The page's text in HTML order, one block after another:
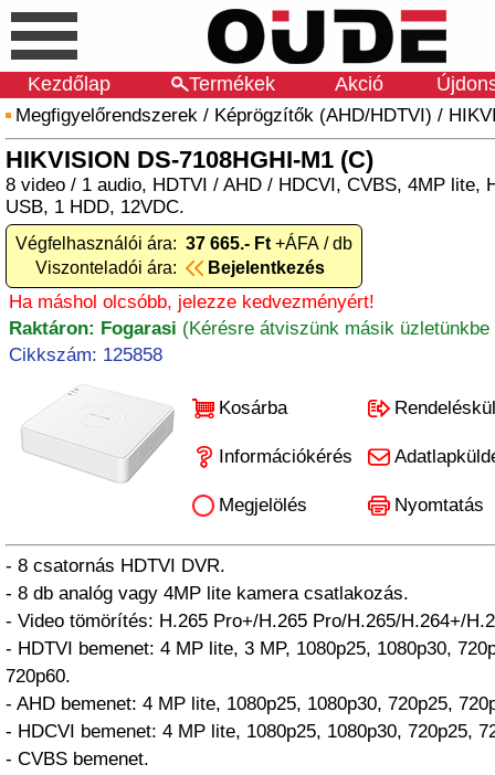
Kezdőlap Termékek Akció
Megfigyelőrendszerek / Képrögzítők (AHD/HDTVI) /
HIKVISION DS-7108HGHI-M1 (C)
8 video / 1 audio, HDTVI / AHD / HDCVI, CVBS, 4MP lite,
USB, 1 HDD, 12VDC.
Végfelhasználói ára: 37 665.- Ft +ÁFA / db
Viszonteladói ára:
Bejelentkezés
Ha máshol olcsóbb, jelezze kedvezményért!
Raktáron: Fogarasi (Kérésre átviszünk másik üzletünkbe
Cikkszám: 125858
Kosárba
Információkérés
Megjelölés Nyomtatás
- 8 csatornás HDTVI DVR.
- 8 db analóg vagy 4MP lite kamera csatlakozás.
- Video tömörítés: H.265 Pro+/H.265 Pro/H.265/H.264+/
- HDTVI bemenet: 4 MP lite, 3 MP, 1080p25, 1080p30,
720p60.
- AHD bemenet: 4 MP lite, 1080p25, 1080p30, 720p25,
- HDCVI bemenet: 4 MP lite, 1080p25, 1080p30, 720p25,
- CVBS bemenet.